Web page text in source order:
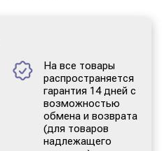
На все товары
распространяется
гарантия 14 дней с
возможностью
обмена и возврата
(для товаров
надлежащего